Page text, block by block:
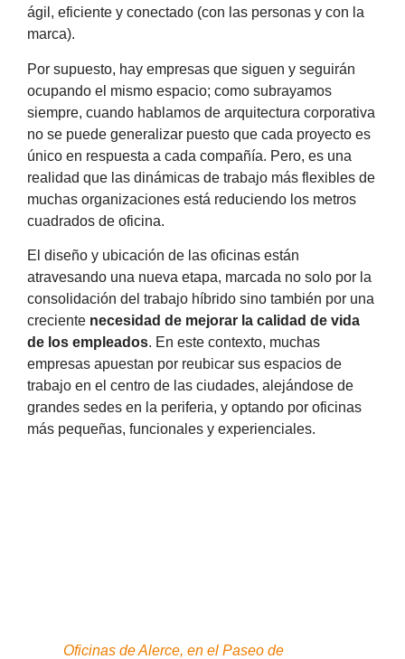
ágil, eficiente y conectado (con las personas y con la
marca).
Por supuesto, hay empresas que siguen y seguirán
ocupando el mismo espacio; como subrayamos
siempre, cuando hablamos de arquitectura corporativa
no se puede generalizar puesto que cada proyecto es
único en respuesta a cada compañía. Pero, es una
realidad que las dinámicas de trabajo más flexibles de
muchas organizaciones está reduciendo los metros
cuadrados de oficina.
El diseño y ubicación de las oficinas están
atravesando una nueva etapa, marcada no solo por la
consolidación del trabajo híbrido sino también por una
creciente necesidad de mejorar la calidad de vida
de los empleados. En este contexto, muchas
empresas apuestan por reubicar sus espacios de
trabajo en el centro de las ciudades, alejándose de
grandes sedes en la periferia, y optando por oficinas
más pequeñas, funcionales y experienciales.
Oficinas de Alerce, en el Paseo de